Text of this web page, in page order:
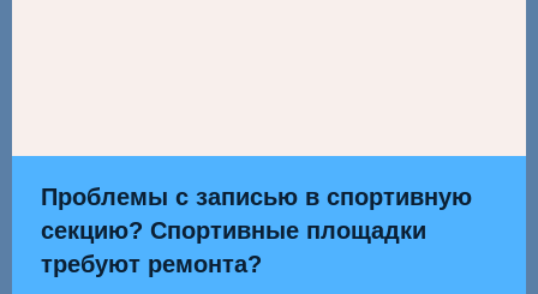
Проблемы с записью в спортивную
секцию? Спортивные площадки
требуют ремонта?